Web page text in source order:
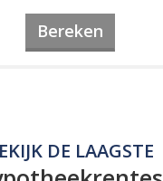
Bereken
DE LAAGSTE